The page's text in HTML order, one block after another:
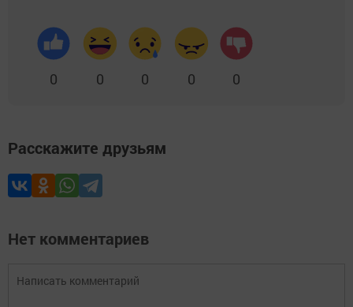
0 0 0 0 0
Расскажите друзьям
Нет комментариев